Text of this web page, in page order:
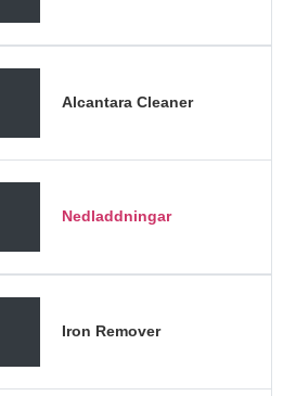
Alcantara Cleaner
Nedladdningar
Iron Remover